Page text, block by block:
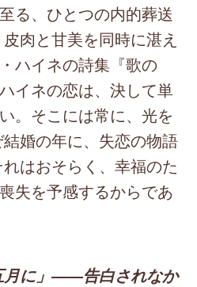
る、ひとつの内的葬送
肉と甘美を同時に湛え
ハイネの詩集『歌の
イネの恋は、決して単
。そこには常に、光を
婚の年に、失恋の物語
はおそらく、幸福のた
失を予感するからであ
に」――告白されなか